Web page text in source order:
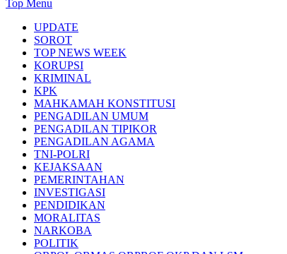
Top Menu
UPDATE
SOROT
TOP NEWS WEEK
KORUPSI
KRIMINAL
KPK
MAHKAMAH KONSTITUSI
PENGADILAN UMUM
PENGADILAN TIPIKOR
PENGADILAN AGAMA
TNI-POLRI
KEJAKSAAN
PEMERINTAHAN
INVESTIGASI
PENDIDIKAN
MORALITAS
NARKOBA
POLITIK